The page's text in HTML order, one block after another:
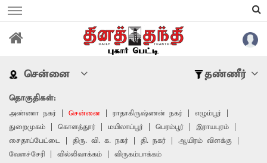
சென்னை தண்ணீர்
தொகுதிகள்:
அண்ணா நகர் சென்னை ராதாகிருஷ்ணன் நகர்
எழும்பூர்
துறைமுகம்
கொளத்தூர் மயிலாப்பூர் பெரம்பூர்
இராயபுரம்
சைதாப்பேட்டை
திரு. வி. க. நகர் தி. நகர்
ஆயிரம் விளக்கு
வேளச்சேரி
வில்லிவாக்கம் விருகம்பாக்கம்